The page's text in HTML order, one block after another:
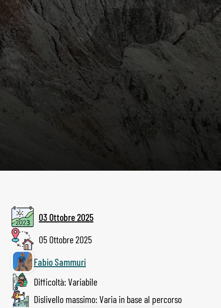
03 Ottobre 2025
05 Ottobre 2025
Fabio Sammuri
Difficoltà: Variabile
Dislivello massimo: Varia in base al percorso